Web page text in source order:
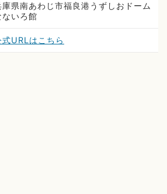
庫県南あわじ市福良港うずしおドーム
ないろ館
式URLはこちら